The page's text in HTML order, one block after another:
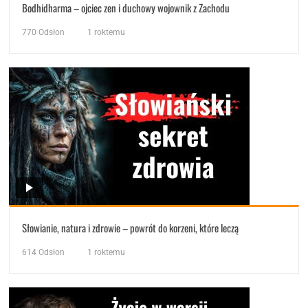
Bodhidharma – ojciec zen i duchowy wojownik z Zachodu
770 Odsłon 1 roktemu
Słowianie, natura i zdrowie – powrót do korzeni, które leczą
614 Odsłon 1 roktemu